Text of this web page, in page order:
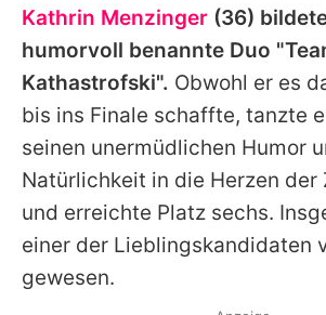
Kathrin Menzinger (36)
humorvoll benannte Duo
Kathastrofski". Obwohl er es
bis ins Finale schaffte, tanzte
seinen unermüdlichen Humor
Natürlichkeit in die Herzen der
und erreichte Platz sechs.
einer der Lieblingskandidaten
gewesen.